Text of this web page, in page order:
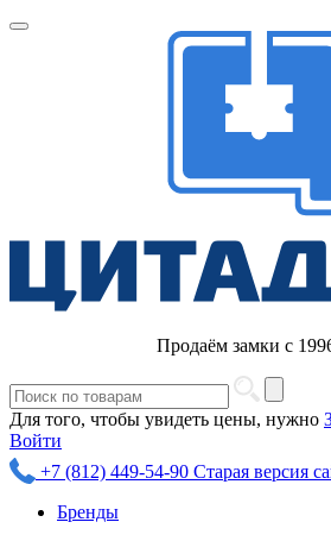
Продаём замки с
Для того, чтобы увидеть цены, нужно
Войти
+7 (812) 449-54-90 Старая версия
Бренды